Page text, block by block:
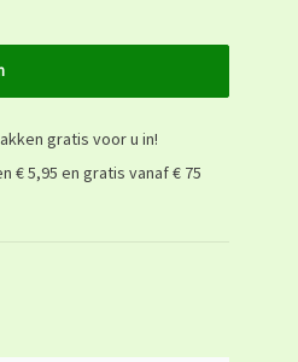
gratis voor u in!
€ 5,95 en gratis vanaf € 75